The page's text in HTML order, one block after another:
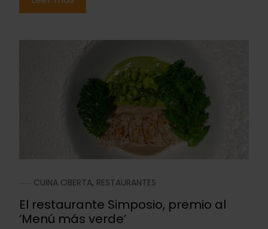
CUINA OBERTA, RESTAURANTES
El restaurante Simposio, premio al
‘Menú más verde’